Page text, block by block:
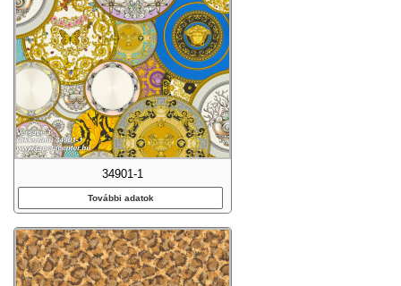
34901-1
További adatok